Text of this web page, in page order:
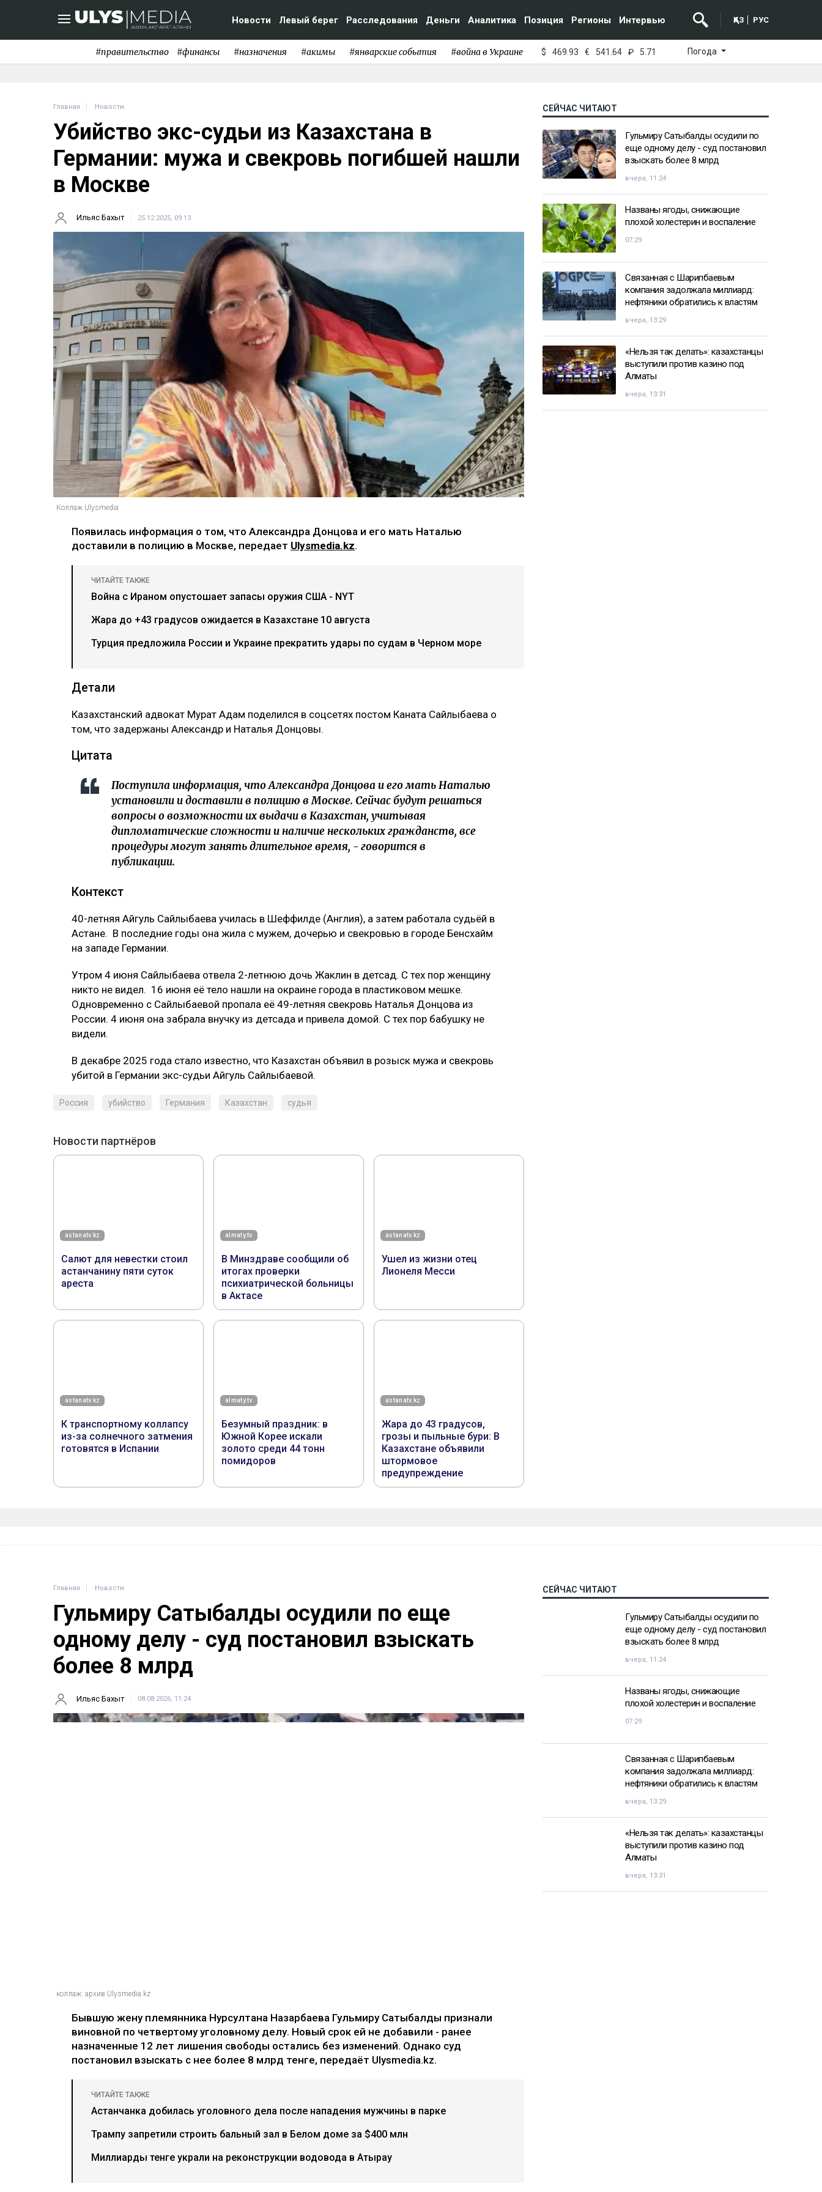
Новости Левый берег Расследования Деньги Аналитика Позиция Регионы Интервью ҚАЗ РУС
#правительство #финансы #назначения #акимы #январские события #война в Украине $ 469.93 € 541.64 ₽ 5.71 Погода
Главная Новости
Убийство экс-судьи из Казахстана в
Германии: мужа и свекровь погибшей нашли
в Москве
Ильяс Бахыт 25.12.2025, 09:13
Коллаж Ulysmedia
Появилась информация о том, что Александра Донцова и его мать Наталью
доставили в полицию в Москве, передает Ulysmedia.kz.
ЧИТАЙТЕ ТАКЖЕ
Война с Ираном опустошает запасы оружия США - NYT
Жара до +43 градусов ожидается в Казахстане 10 августа
Турция предложила России и Украине прекратить удары по судам в Черном море
Детали
Казахстанский адвокат Мурат Адам поделился в соцсетях постом Каната Сайлыбаева о
том, что задержаны Александр и Наталья Донцовы.
Цитата
Поступила информация, что Александра Донцова и его мать Наталью
установили и доставили в полицию в Москве. Сейчас будут решаться
вопросы о возможности их выдачи в Казахстан, учитывая
дипломатические сложности и наличие нескольких гражданств, все
процедуры могут занять длительное время, - говорится в
публикации.
Контекст
40-летняя Айгуль Сайлыбаева училась в Шеффилде (Англия), а затем работала судьёй в
Астане. В последние годы она жила с мужем, дочерью и свекровью в городе Бенсхайм
на западе Германии.
Утром 4 июня Сайлыбаева отвела 2-летнюю дочь Жаклин в детсад. С тех пор женщину
никто не видел. 16 июня её тело нашли на окраине города в пластиковом мешке.
Одновременно с Сайлыбаевой пропала её 49-летняя свекровь Наталья Донцова из
России. 4 июня она забрала внучку из детсада и привела домой. С тех пор бабушку не
видели.
В декабре 2025 года стало известно, что Казахстан объявил в розыск мужа и свекровь
убитой в Германии экс-судьи Айгуль Сайлыбаевой.
Россия убийство Германия Казахстан судья
СЕЙЧАС ЧИТАЮТ
Гульмиру Сатыбалды осудили по
еще одному делу - суд постановил
взыскать более 8 млрд
вчера, 11:24
Названы ягоды, снижающие
плохой холестерин и воспаление
07:29
Связанная с Шарипбаевым
компания задолжала миллиард:
нефтяники обратились к властям
вчера, 13:29
«Нельзя так делать»: казахстанцы
выступили против казино под
Алматы
вчера, 13:31
Главная Новости
Гульмиру Сатыбалды осудили по еще
одному делу - суд постановил взыскать
более 8 млрд
Ильяс Бахыт 08.08.2026, 11:24
коллаж: архив Ulysmedia.kz
Бывшую жену племянника Нурсултана Назарбаева Гульмиру Сатыбалды признали
виновной по четвертому уголовному делу. Новый срок ей не добавили - ранее
назначенные 12 лет лишения свободы остались без изменений. Однако суд
постановил взыскать с нее более 8 млрд тенге, передаёт Ulysmedia.kz.
ЧИТАЙТЕ ТАКЖЕ
Астанчанка добилась уголовного дела после нападения мужчины в парке
Трампу запретили строить бальный зал в Белом доме за $400 млн
Миллиарды тенге украли на реконструкции водовода в Атырау
СЕЙЧАС ЧИТАЮТ
Гульмиру Сатыбалды осудили по
еще одному делу - суд постановил
взыскать более 8 млрд
вчера, 11:24
Названы ягоды, снижающие
плохой холестерин и воспаление
07:29
Связанная с Шарипбаевым
компания задолжала миллиард:
нефтяники обратились к властям
вчера, 13:29
«Нельзя так делать»: казахстанцы
выступили против казино под
Алматы
вчера, 13:31